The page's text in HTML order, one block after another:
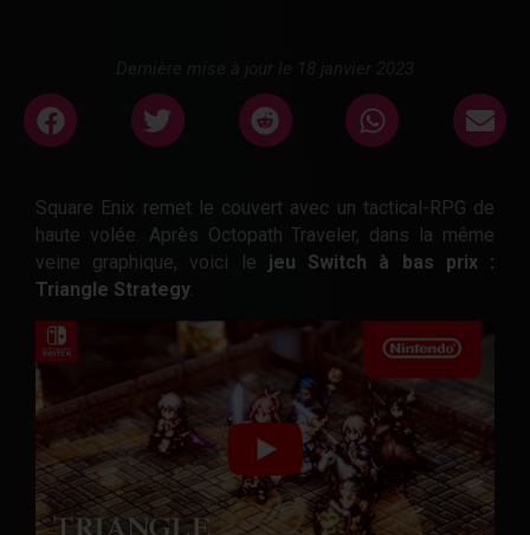
Square Enix remet le couvert avec un tactical-RPG de
haute volée. Après Octopath Traveler, dans la même
veine graphique, voici le jeu Switch à bas prix :
Triangle Strategy.